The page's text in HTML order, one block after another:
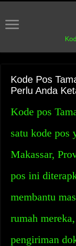
Kode Pos
Perlu Anda
Kode pos
satu kode pos
Makassar,
pos ini
membantu
rumah
pengiriman